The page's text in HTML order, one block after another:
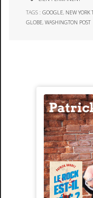
TAGS :GOOGLE, NEW YORK
GLOBE,WASHINGTON POST